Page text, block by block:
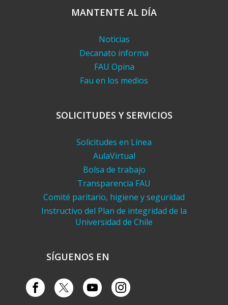
MANTENTE AL DÍA
Noticias
Decanato informa
FAU Opina
Fau en los medios
SOLICITUDES Y SERVICIOS
Solicitudes en Línea
AulaVirtual
Bolsa de trabajo
Transparencia FAU
Comité paritario, higiene y seguridad
Instructivo del Plan de integridad de la
Universidad de Chile
SÍGUENOS EN